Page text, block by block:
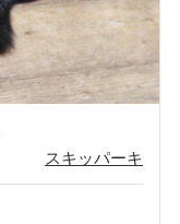
スキッパーキ